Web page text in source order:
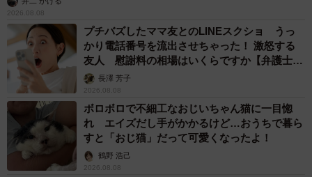
2026.08.08
プチバズしたママ友とのLINEスクショ うっ
かり電話番号を流出させちゃった！ 激怒する
友人 慰謝料の相場はいくらですか【弁護士が
解説】長澤 芳子
2026.08.08
ボロボロで不細工なおじいちゃん猫に一目惚
れ エイズだし手がかかるけど…おうちで暮ら
すと「おじ猫」だって可愛くなったよ！
鶴野 浩己
2026.08.08